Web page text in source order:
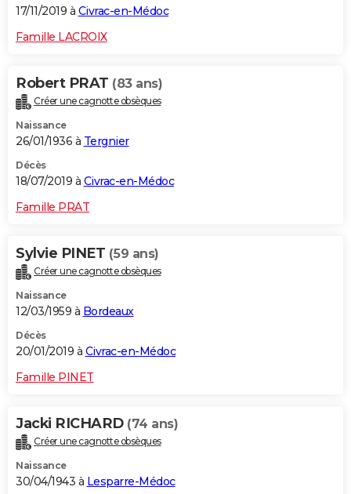
17/11/2019 à Civrac-en-Médoc
Famille LACROIX
Robert PRAT (83 ans)
Créer une cagnotte obsèques
Naissance
26/01/1936 à Tergnier
Décès
18/07/2019 à Civrac-en-Médoc
Famille PRAT
Sylvie PINET (59 ans)
Créer une cagnotte obsèques
Naissance
12/03/1959 à Bordeaux
Décès
20/01/2019 à Civrac-en-Médoc
Famille PINET
Jacki RICHARD (74 ans)
Créer une cagnotte obsèques
Naissance
30/04/1943 à Lesparre-Médoc